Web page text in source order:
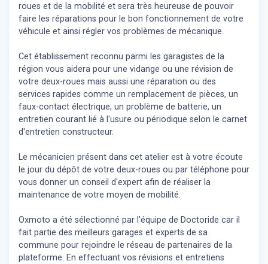
roues et de la mobilité et sera très heureuse de pouvoir
faire les réparations pour le bon fonctionnement de votre
véhicule et ainsi régler vos problèmes de mécanique.
Cet établissement reconnu parmi les garagistes de la
région vous aidera pour une vidange ou une révision de
votre deux-roues mais aussi une réparation ou des
services rapides comme un remplacement de pièces, un
faux-contact électrique, un problème de batterie, un
entretien courant lié à l'usure ou périodique selon le carnet
d'entretien constructeur.
Le mécanicien présent dans cet atelier est à votre écoute
le jour du dépôt de votre deux-roues ou par téléphone pour
vous donner un conseil d'expert afin de réaliser la
maintenance de votre moyen de mobilité.
Oxmoto a été sélectionné par l'équipe de Doctoride car il
fait partie des meilleurs garages et experts de sa
commune pour rejoindre le réseau de partenaires de la
plateforme. En effectuant vos révisions et entretiens